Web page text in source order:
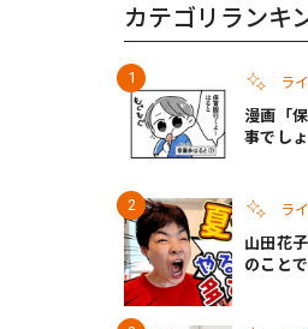
カテゴリランキ
ラ
漫画「
事でし
ラ
山田花
のこと